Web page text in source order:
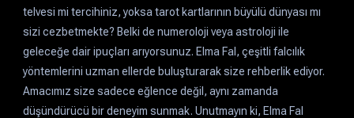
telvesi mi tercihiniz, yoksa tarot kartlarının büyülü dünyası mı
sizi cezbetmekte? Belki de numeroloji veya astroloji ile
geleceğe dair ipuçları arıyorsunuz. Elma Fal, çeşitli falcılık
yöntemlerini uzman ellerde buluşturarak size rehberlik ediyor.
Amacımız size sadece eğlence değil, aynı zamanda
düşündürücü bir deneyim sunmak. Unutmayın ki, Elma Fal